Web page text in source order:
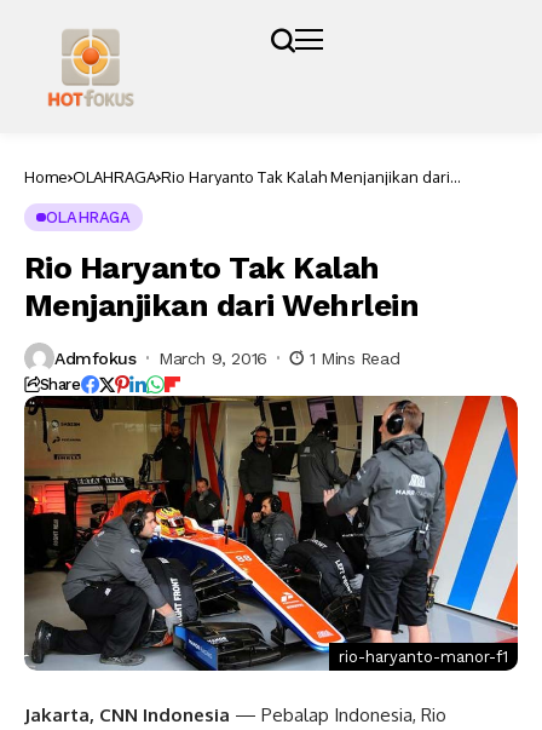
Home OLAHRAGA Rio Haryanto Tak Kalah Menjanjikan dari
OLAHRAGA
Rio Haryanto Tak Kalah
Menjanjikan dari Wehrlein
Admfokus March 9, 2016 1 Mins Read
Share
rio-haryanto-manor-f1
Jakarta, CNN Indonesia — Pebalap Indonesia, Rio